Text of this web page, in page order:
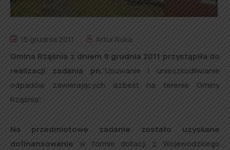
15 grudnia 2011
Artur Ruka
Gmina Rząśnia z dniem 8 grudnia 2011 przystąpiła do
realizacji zadania pn.”Usuwanie i unieszkodliwianie
odpadów zawierających azbest na terenie Gminy
Rząśnia”.
Na przedmiotowe zadanie zostało uzyskane
dofinansowanie w formie dotacji z Wojewódzkiego